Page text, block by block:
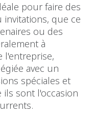
pour faire des
que ce
ou des
à
l'entreprise,
avec un
spéciales et
sont l'occasion